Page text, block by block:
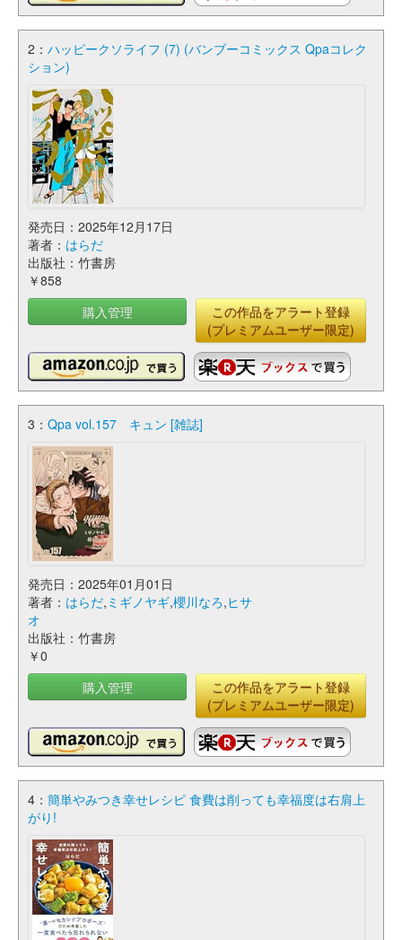
2： ハッピークソライフ (7) (バンブーコミックス Qpaコレク
ション)
発売日：2025年12月17日
著者： はらだ
出版社：竹書房
￥858
購入管理
この作品をアラート登録
(プレミアムユーザー限定)
3： Qpa vol.157 キュン [雑誌]
発売日：2025年01月01日
著者： はらだ, ミギノヤギ,櫻川なろ,ヒサ
オ
出版社：竹書房
￥0
購入管理
この作品をアラート登録
(プレミアムユーザー限定)
4： 簡単やみつき幸せレシピ 食費は削っても幸福度は右肩上
がり!